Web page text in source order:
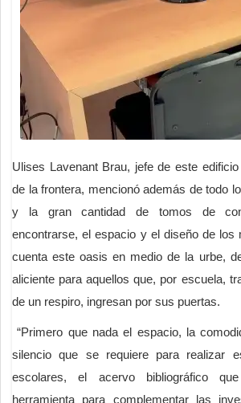
Ulises Lavenant Brau, jefe de este
de la frontera, mencionó además de todo
y la gran cantidad de tomos de
encontrarse, el espacio y el diseño de
cuenta este oasis en medio de la urbe,
aliciente para aquellos que, por escuela,
de un respiro, ingresan por sus puertas.
“Primero que nada el espacio, la
silencio que se requiere para realizar
escolares, el acervo bibliográfico
herramienta para complementar las